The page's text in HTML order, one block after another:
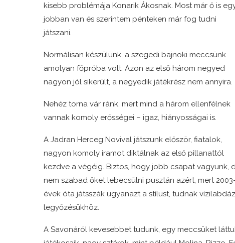
kisebb problémája Konarik Ákosnak. Most már ő is
jobban van és szerintem pénteken már fog tudni
játszani.
Normálisan készülünk, a szegedi bajnoki meccsünk
amolyan főpróba volt. Azon az első három negyed
nagyon jól sikerült, a negyedik játékrész nem annyira.
Nehéz torna vár ránk, mert mind a három ellenfélnek
vannak komoly erősségei – igaz, hiányosságai is.
A Jadran Herceg Novival játszunk először, fiatalok,
nagyon komoly iramot diktálnak az első pillanattól
kezdve a végéig. Biztos, hogy jobb csapat vagyunk,
nem szabad őket lebecsülni pusztán azért, mert
évek óta játsszák ugyanazt a stílust, tudnak
legyőzésükhöz.
A Savonáról kevesebbet tudunk, egy meccsüket